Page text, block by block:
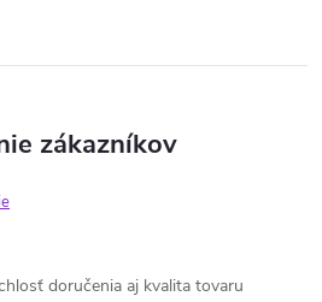
zákazníkov
doručenia aj kvalita tovaru